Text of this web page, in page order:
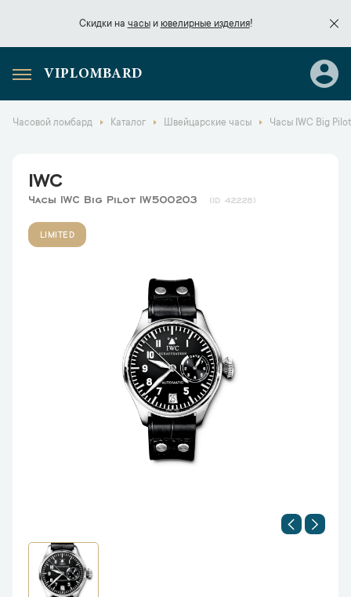
Скидки на часыи ювелирные изделия!
Скидки начасы
VIPLOMBARD
Часовой ломбард Каталог Швейцарские часы Часы IWC Big
IWC
Часы IWC Big Pilot IW500203 42228
LIMITED